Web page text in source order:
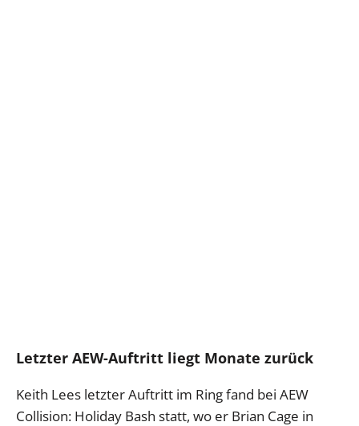
Letzter AEW-Auftritt liegt Monate zurück
Keith Lees letzter Auftritt im Ring fand bei AEW
Collision: Holiday Bash statt, wo er Brian Cage in